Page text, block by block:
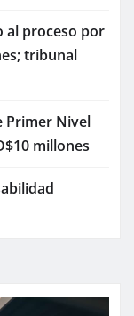
al proceso por
tribunal
Primer Nivel
millones